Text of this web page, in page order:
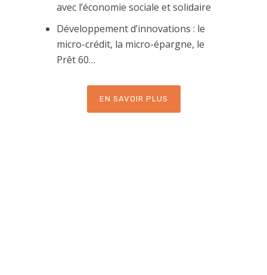
avec l’économie sociale et solidaire
Développement d’innovations : le
micro-crédit, la micro-épargne, le
Prêt 60…
EN SAVOIR PLUS